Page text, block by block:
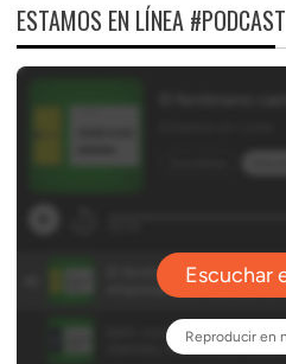
ESTAMOS EN LÍNEA #PODCAST